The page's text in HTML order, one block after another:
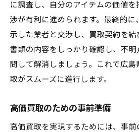
に調査し、自分のアイテムの価値を
渉が有利に進められます。最終的に
示した業者と交渉し、買取契約を結
書類の内容をしっかり確認し、不
問して解消しましょう。これで広島
取がスムーズに進行します。
高価買取のための事前準備
高価買取を実現するためには、事